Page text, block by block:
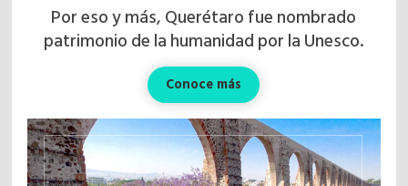
Por eso y más, Querétaro fue nombrado
patrimonio de la humanidad por la Unesco.
Conoce más